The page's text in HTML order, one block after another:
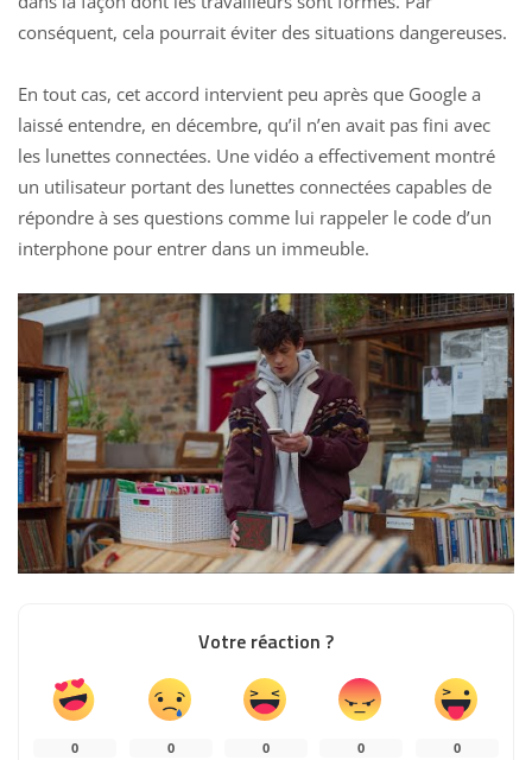
conséquent, cela pourrait éviter des situations dangereuses.
En tout cas, cet accord intervient peu après que Google a
laissé entendre, en décembre, qu’il n’en avait pas fini avec
les lunettes connectées. Une vidéo a effectivement montré
un utilisateur portant des lunettes connectées capables de
répondre à ses questions comme lui rappeler le code d’un
interphone pour entrer dans un immeuble.
Votre réaction ?
0 0 0 0 0